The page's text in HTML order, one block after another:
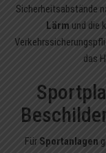
Sicherheitsabstände
Lärm und die
das
Für Sportanlagen